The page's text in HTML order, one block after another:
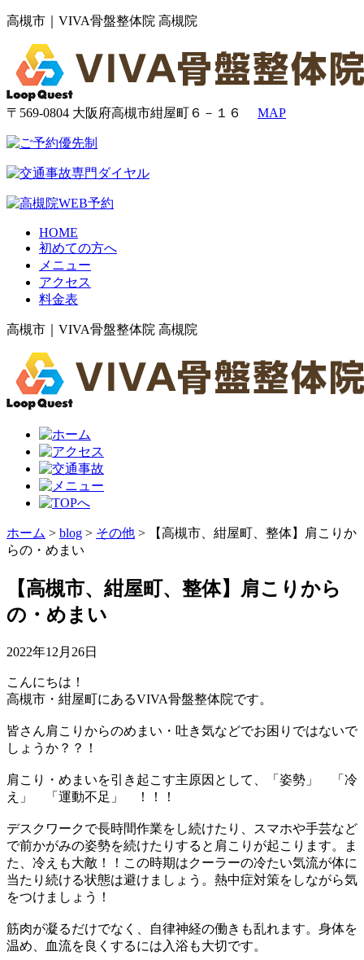
高槻市｜VIVA骨盤整体院 高槻院
〒569-0804 大阪府高槻市紺屋町６－１６ MAP
HOME
初めての方へ
メニュー
アクセス
料金表
高槻市｜VIVA骨盤整体院 高槻院
ホーム > blog > その他 >
【高槻市、紺屋町、整体】肩こりか
らの・めまい
【高槻市、紺屋町、整体】肩こりから
の・めまい
2022年12月26日
こんにちは！
高槻市・紺屋町にあるVIVA骨盤整体院です。
皆さん肩こりからのめまい・吐き気などでお困りではないで
しょうか？？！
肩こり・めまいを引き起こす主原因として、「姿勢」 「冷
え」 「運動不足」 ！！！
デスクワークで長時間作業をし続けたり、スマホや手芸など
で前かがみの姿勢を続けたりすると肩こりが起こります。ま
た、冷えも大敵！！この時期はクーラーの冷たい気流が体に
当たり続ける状態は避けましょう。熱中症対策をしながら気
をつけましょう！
筋肉が凝るだけでなく、自律神経の働きも乱れます。身体を
温め、血流を良くするには入浴も大切です。